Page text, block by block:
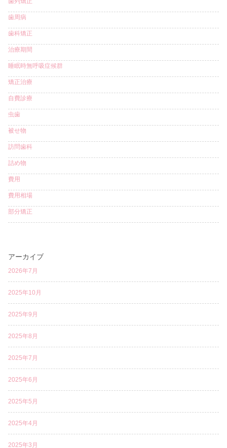
歯周病
歯科矯正
治療期間
睡眠時無呼吸症候群
矯正治療
自費診療
虫歯
被せ物
訪問歯科
詰め物
費用
費用相場
部分矯正
アーカイブ
2026年7月
2025年10月
2025年9月
2025年8月
2025年7月
2025年6月
2025年5月
2025年4月
2025年3月